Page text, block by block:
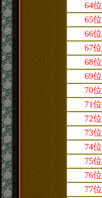
64位
65位
66位
67位
68位
69位
70位
71位
72位
73位
74位
75位
76位
77位